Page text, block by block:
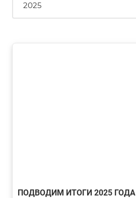
2025
ПОДВОДИМ ИТОГИ 2025 ГОДА